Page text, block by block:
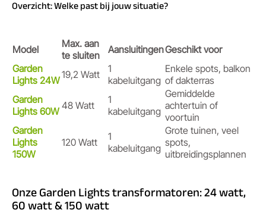
Overzicht: Welke past bij jouw situatie?
Model
Max. aan
te sluiten
AansluitingenGeschikt voor
Garden
Lights 24W19,2 Watt
1
kabeluitgang
Enkele spots, balkon
of dakterras
Garden
Lights 60W 48 Watt
1
kabeluitgang
Gemiddelde
achtertuin of
voortuin
Garden
Lights
150W
120 Watt
1
kabeluitgang
Grote tuinen, veel
spots,
uitbreidingsplannen
Onze Garden Lights transformatoren: 24 watt,
60 watt & 150 watt